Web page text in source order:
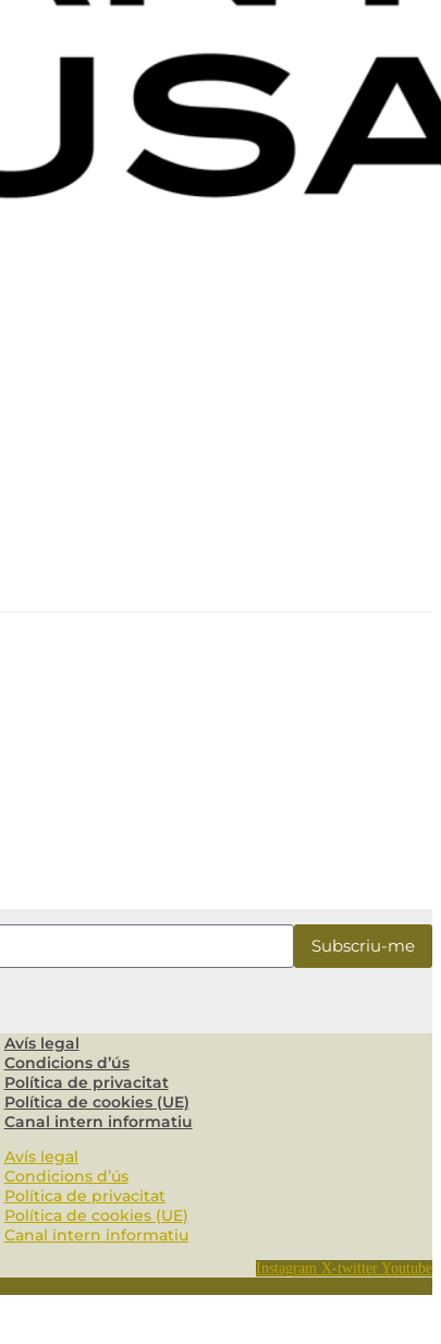
Avís legal
Condicions d’ús
Política de privacitat
Política de cookies (UE)
Canal intern informatiu
Avís legal
Condicions d’ús
Política de privacitat
Política de cookies (UE)
Canal intern informatiu
Instagram X-twitter Youtube